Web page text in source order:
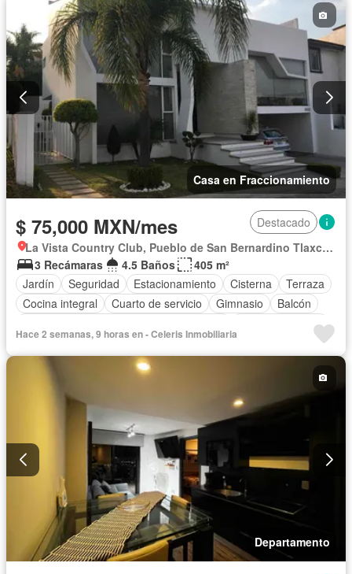
Electricidad
Estacionamiento Gimnasio
Jardín
Recámara con closet
Sala polivalente
Seguridad
Televisión por cable
Terraza Wifi Sin amueblar
Casa en Fraccionamiento
$ 75,000 MXN/mes
Destacado
La Vista Country Club, Pueblo de San Bernardino Tlaxcalancingo
3 Recámaras
4.5 Baños
405 m²
Jardín
Seguridad Estacionamiento Cisterna
Terraza
Cocina integral
Cuarto de servicio Gimnasio
Balcón
Cocina equipada
Zona infantil
Sala polivalente
Internet
Aire acondicionado
Bodega
Circuito cerrado de televisión
Electricidad
Cuarto de Limpieza
Cancha de tenis
Televisión por cable
Gas natural
Wifi
Sauna
Caseta de vigilancia
Recámara con closet
Despacho
Chimenea
Asador Sin amueblar
Hace 2 semanas, 9 horas en - Celeris Inmobiliaria
Departamento